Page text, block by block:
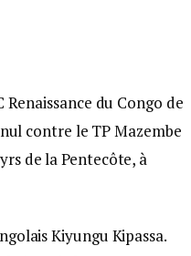
du Congo de
contre le TP Mazembe
de la Pentecôte, à
Kiyungu Kipassa.